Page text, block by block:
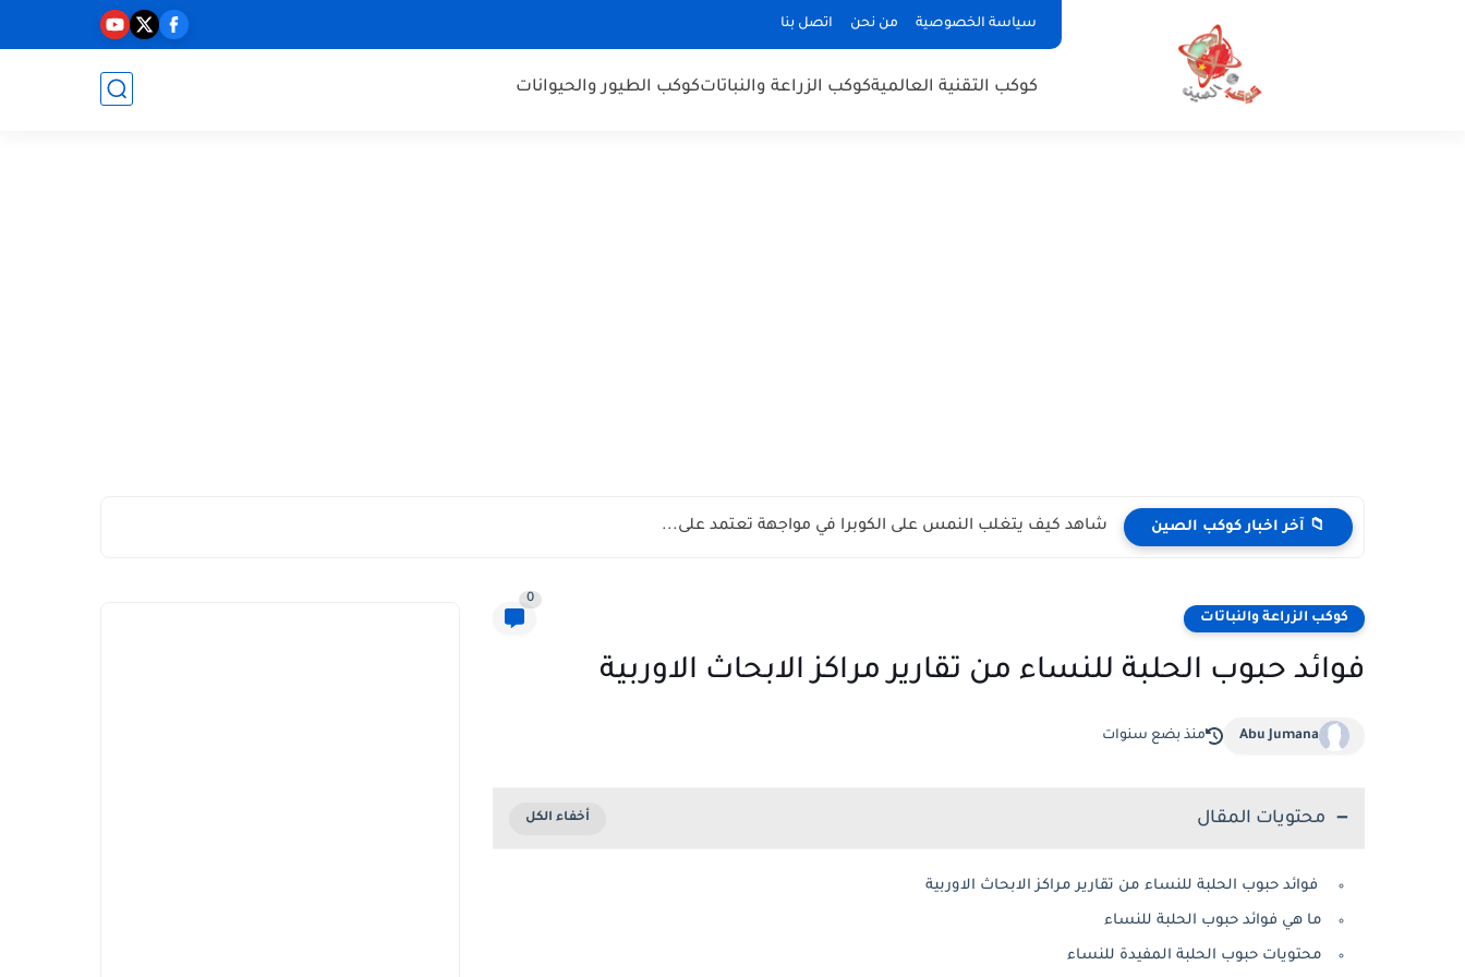
سياسة الخصوصية من نحن اتصل بنا
كوكب التقنية العالميةكوكب الزراعة والنباتاتكوكب الطيور والحيوانات
📁 آخر اخبار كوكب الصين شاهد كيف يتغلب النمس على الكوبرا في مواجهة تعتمد على...
كوكب الزراعة والنباتات
0
فوائد حبوب الحلبة للنساء من تقارير مراكز الابحاث الاوربية
Abu Jumana منذ بضع سنوات
محتويات المقال
فوائد حبوب الحلبة للنساء من تقارير مراكز الابحاث الاوربية
ما هي فوائد حبوب الحلبة للنساء
محتويات حبوب الحلبة المفيدة للنساء